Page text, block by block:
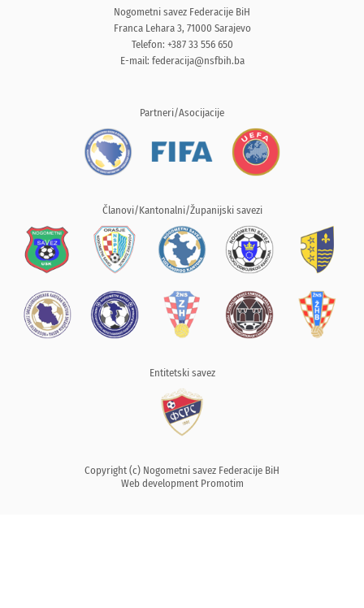
Nogometni savez Federacije BiH
Franca Lehara 3, 71000 Sarajevo
Telefon: +387 33 556 650
E-mail: federacija@nsfbih.ba
Partneri/Asocijacije
Članovi/Kantonalni/Županijski savezi
Entitetski savez
Copyright (c) Nogometni savez Federacije BiH
Web development Promotim